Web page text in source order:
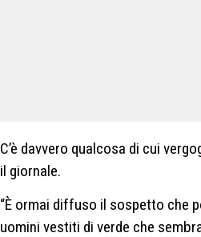
C’è davvero qualcosa di cui
il giornale.
“È ormai diffuso il sospetto che
uomini vestiti di verde che